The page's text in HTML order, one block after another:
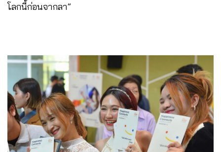
โลกนี้ก่อนจากลา”